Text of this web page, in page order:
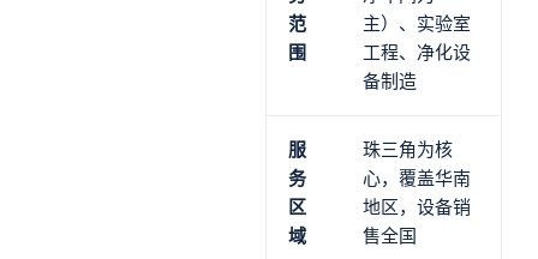
范
围
主）、实验室
工程、净化设
备制造
服
务
区
域
珠三角为核
心，覆盖华南
地区，设备销
售全国